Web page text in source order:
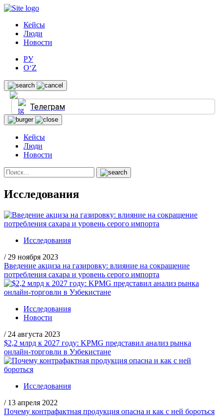
Кейсы
Люди
Новости
РУ
O‘Z
Телеграм
Кейсы
Люди
Новости
Исследования
Исследования
/ 29 ноября 2023
Введение акциза на газировку: влияние на сокращение
потребления сахара и уровень серого импорта
Исследования
Новости
/ 24 августа 2023
$2,2 млрд к 2027 году: KPMG представил анализ рынка
онлайн-торговли в Узбекистане
Исследования
/ 13 апреля 2022
Почему контрафактная продукция опасна и как с ней бороться